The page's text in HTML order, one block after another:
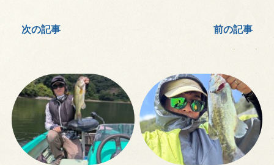
次の記事 前の記事